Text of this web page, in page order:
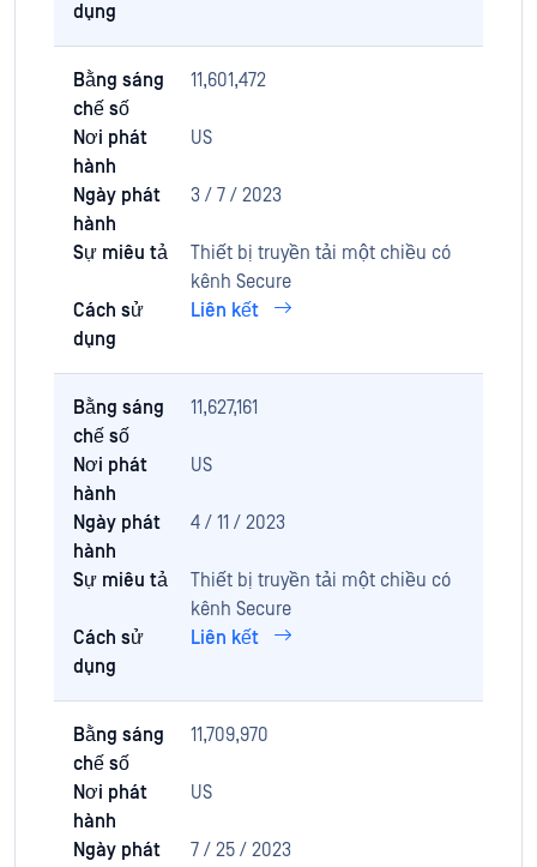
dụng
Bằng sáng
chế số
11,601,472
Nơi phát
hành
US
Ngày phát
hành
3 / 7 / 2023
Sự miêu tả
Thiết bị truyền tải một chiều có
kênh Secure
Cách sử
dụng
Liên kết
Bằng sáng
chế số
11,627,161
Nơi phát
hành
US
Ngày phát
hành
4 / 11 / 2023
Sự miêu tả
Thiết bị truyền tải một chiều có
kênh Secure
Cách sử
dụng
Liên kết
Bằng sáng
chế số
11,709,970
Nơi phát
hành
US
Ngày phát
7 / 25 / 2023